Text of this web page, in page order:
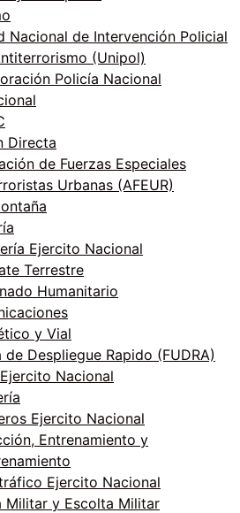
Nacional de Intervención Policial
(Unipol)
Policía Nacional
Directa
de Fuerzas Especiales
Urbanas (AFEUR)
Ejercito Nacional
Terrestre
Humanitario
y Vial
de Despliegue Rapido (FUDRA)
Nacional
Ejercito Nacional
Entrenamiento y
Ejercito Nacional
Militar y Escolta Militar